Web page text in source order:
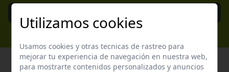
Utilizamos cookies
Usamos cookies y otras tecnicas de rastreo para
mejorar tu experiencia de navegación en nuestra web,
para mostrarte contenidos personalizados y anuncios